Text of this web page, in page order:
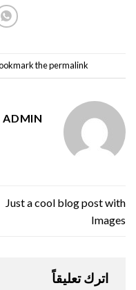
thepermalink
ADMIN
Just a cool blog post with
Images
اترك تعليقاً